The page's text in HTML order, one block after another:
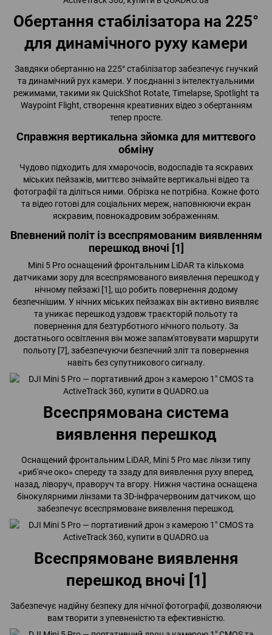
Обертання стабілізатора на 225°
для динамічного руху камери
Завдяки обертанню на 225° стабілізатор забезпечує гнучкий
та динамічний рух камери. У поєднанні з інтелектуальними
режимами, такими як QuickShot Rotate, Timelapse, Spotlight та
Waypoint Flight, створення креативних відео з обертанням
тепер просте.
Справжня вертикальна зйомка для миттєвого
обміну
Чудово підходить для хмарочосів, водоспадів та яскравих
міських пейзажів, миттєво знімайте вертикальні відео та
фотографії та діліться ними. Обрізка не потрібна. Кожне фото
та відео готові для соціальних мереж, наповнюючи екран
яскравим, повнокадровим зображенням.
Впевнений політ із всеспрямованим виявленням
перешкод вночі [1]
Mini 5 Pro оснащений фронтальним LiDAR та кількома
датчиками зору для всеспрямованого виявлення перешкод у
нічному пейзажі [1], що робить повернення додому
безпечнішим. У нічних міських пейзажах він активно виявляє
та уникає перешкод уздовж траєкторій польоту та
повернення для безтурботного нічного польоту. За
достатнього освітлення він може запам'ятовувати маршрути
польоту [7], забезпечуючи безпечний зліт та повернення
навіть без супутникового сигналу.
Всеспрямована система
виявлення перешкод
Оснащений фронтальним LiDAR, Mini 5 Pro має лінзи типу
«риб'яче око» спереду та ззаду для виявлення руху вперед,
назад, ліворуч, праворуч та вгору. Нижня частина оснащена
бінокулярними лінзами та 3D-інфрачервоним датчиком, що
забезпечує всеспрямоване виявлення перешкод.
Всеспрямоване виявлення
перешкод вночі [1]
Забезпечує надійну безпеку для нічної фотографії, дозволяючи
вам творити з упевненістю та ефективністю.